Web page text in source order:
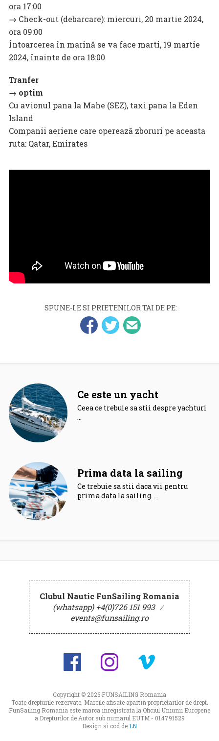
ora 17:00
→ Check-out (debarcare): miercuri, 20 martie 2024,
ora 09:00
Întoarcerea în marină se va face marti, 19 martie
2024, înainte de ora 18:00
Tranfer
→ optim
Cu avionul pana la Mahe (SEZ), taxi pana la Eden
Island
Companii aeriene care operează zboruri pe aceasta
ruta: Qatar, Emirates
SPUNE-LE SI PRIETENILOR TAI DE PE:
Ce este un yacht
Ceea ce trebuie sa stii despre yachturi.
…
Prima data la sailing
Ce trebuie sa stii daca vii pentru
prima data la sailing. …
Clubul Nautic FunSailing Romania
(whatsapp) +4(0)726 151 993 ⁄
events@funsailing.ro
Copyright © 2026 FUNSAILING Romania
Toate drepturile rezervate. Marcile afisate apartin proprietarilor de drept.
FunSailing Romania este marca inregistrata la Oficiul Uniunii Europene
a Drepturilor de Autor sub numarul EUTM - 014791529
Design si cod deLN